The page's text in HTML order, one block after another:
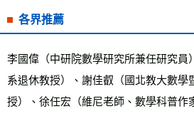
各界推薦
李國偉（中研院數學研究所兼任研究員
系退休教授）、謝佳叡（國北教大數學
授）、徐任宏（維尼老師、數學科普作